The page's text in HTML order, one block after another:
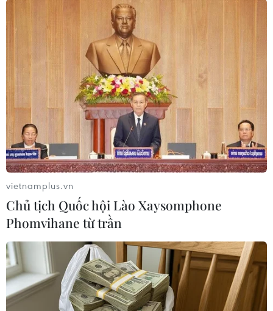
#Đội tuyển Việt Nam
#Tuyển Philippines
#Vòng loại World Cup
#Hanna Hattab
Philippines
vietnamplus.vn
Chủ tịch Quốc hội Lào Xaysomphone
Phomvihane từ trần